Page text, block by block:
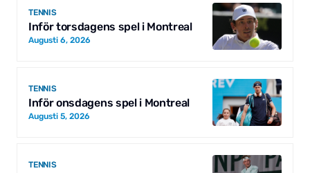
TENNIS
Inför torsdagens spel i Montreal
Augusti 6, 2026
TENNIS
Inför onsdagens spel i Montreal
Augusti 5, 2026
TENNIS